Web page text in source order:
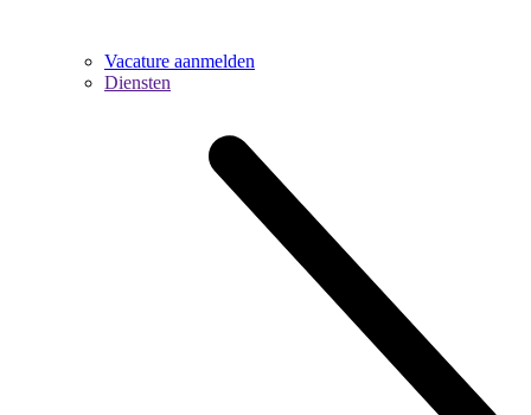
Vacature aanmelden
Diensten